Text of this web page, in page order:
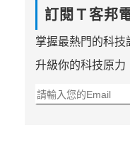
訂閱Ｔ客邦
掌握最熱門的科技
升級你的科技原力